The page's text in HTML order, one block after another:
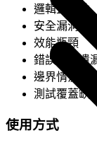
邏輯正確性
安全漏洞
效能瓶頸
錯誤處理遺
邊界情況
測試覆蓋缺口
使用方式